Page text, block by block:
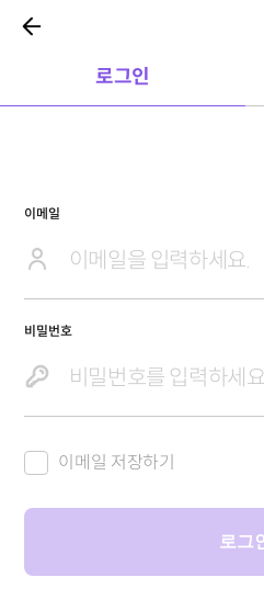
로그인
이메일
비밀번호
이메일 저장하기
로그인